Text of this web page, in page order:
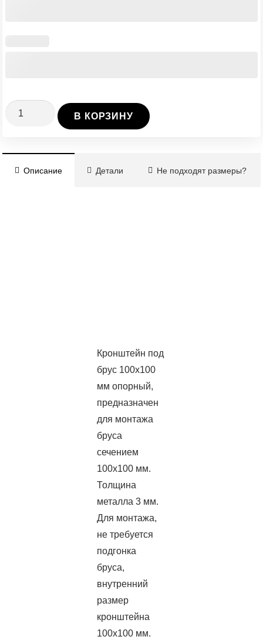
Количество
брус
100х100x3мм
В КОРЗИНУ
Описание Детали Не подходят размеры?
Кронштейн под
брус 100х100
мм опорный,
предназначен
для монтажа
бруса
сечением
100х100 мм.
Толщина
металла 3 мм.
Для монтажа,
не требуется
подгонка
бруса,
внутренний
размер
кронштейна
100х100 мм.